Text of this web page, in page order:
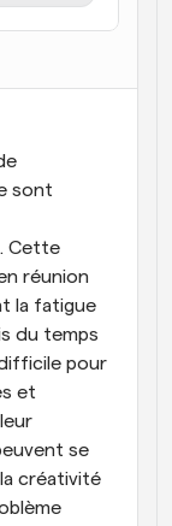
plusieurs
sont
Cette
réunion
la fatigue
du temps
pour
et
se
créativité